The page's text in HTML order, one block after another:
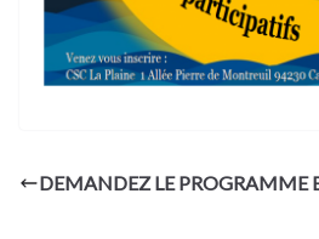
DEMANDEZ LE PROGRAMME